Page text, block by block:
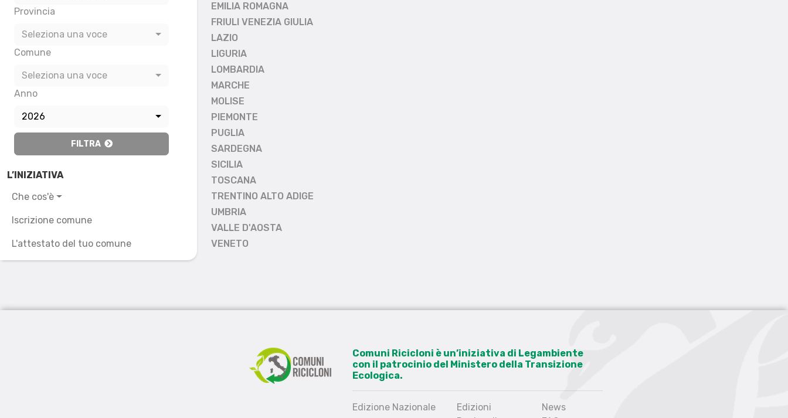
Provincia
Seleziona una voce
Comune
Seleziona una voce
Anno
2026
FILTRA
L’INIZIATIVA
Che cos'è
Iscrizione comune
L'attestato del tuo comune
EMILIA ROMAGNA
FRIULI VENEZIA GIULIA
LAZIO
LIGURIA
LOMBARDIA
MARCHE
MOLISE
PIEMONTE
PUGLIA
SARDEGNA
SICILIA
TOSCANA
TRENTINO ALTO ADIGE
UMBRIA
VALLE D'AOSTA
VENETO
Comuni Ricicloni è un’iniziativa di Legambiente
con il patrocinio del Ministero della Transizione
Ecologica.
Edizione Nazionale
Edizioni
News